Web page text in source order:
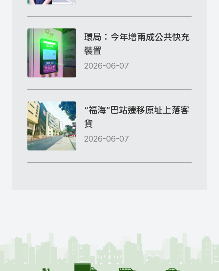
環局：今年增兩成公共快充
裝置
2026-06-07
“福海”巴站遷移原址上落客
貨
2026-06-07